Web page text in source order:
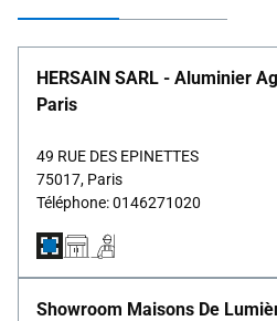
HERSAIN SARL - Aluminier
Paris
49 RUE DES EPINETTES
75017, Paris
Téléphone: 0146271020
Showroom Maisons De